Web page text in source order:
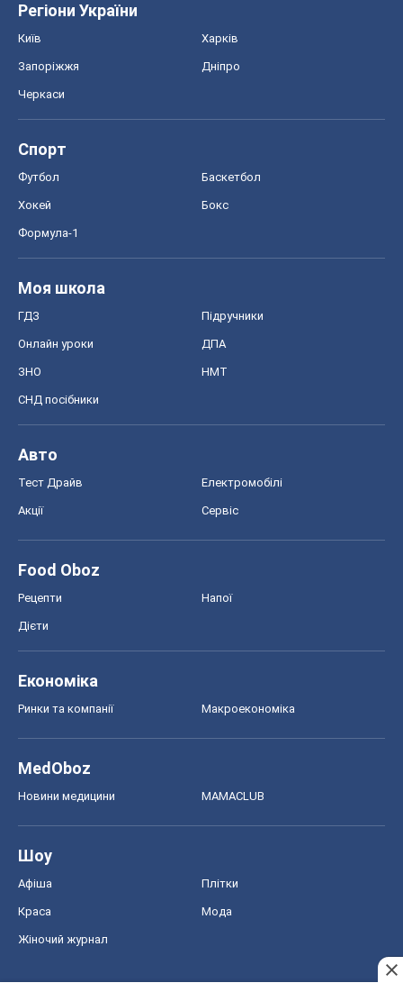
Регіони України
Київ Харків
Запоріжжя Дніпро
Черкаси
Спорт
Футбол Баскетбол
Хокей Бокс
Формула-1
Моя школа
ГДЗ Підручники
Онлайн уроки ДПА
ЗНО НМТ
СНД посібники
Авто
Тест Драйв Електромобілі
Акції Сервіс
Food Oboz
Рецепти Напої
Дієти
Економіка
Ринки та компанії Макроекономіка
MedOboz
Новини медицини MAMACLUB
Шоу
Афіша Плітки
Краса Мода
Жіночий журнал